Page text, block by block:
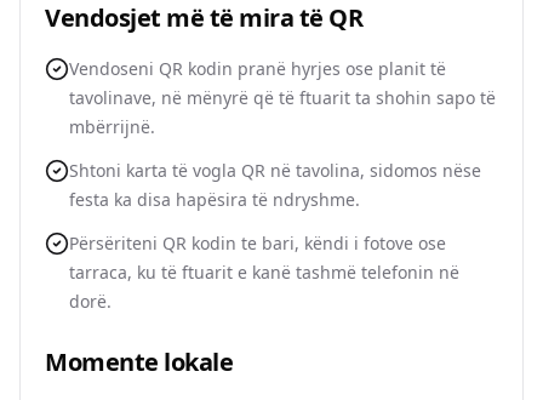
Vendosjet më të mira të QR
Vendoseni QR kodin pranë hyrjes ose planit të
tavolinave, në mënyrë që të ftuarit ta shohin sapo të
mbërrijnë.
Shtoni karta të vogla QR në tavolina, sidomos nëse
festa ka disa hapësira të ndryshme.
Përsëriteni QR kodin te bari, këndi i fotove ose
tarraca, ku të ftuarit e kanë tashmë telefonin në
dorë.
Momente lokale